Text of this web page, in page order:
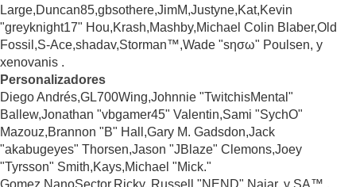
Large,Duncan85,gbsothere,JimM,Justyne,Kat,Kevin
"greyknight17" Hou,Krash,Mashby,Michael Colin Blaber,Old
Fossil,S-Ace,shadav,Storman™,Wade "sησω" Poulsen, y
xenovanis .
Personalizadores
Diego Andrés,GL700Wing,Johnnie "TwitchisMental"
Ballew,Jonathan "vbgamer45" Valentin,Sami "SychO"
Mazouz,Brannon "B" Hall,Gary M. Gadsdon,Jack
"akabugeyes" Thorsen,Jason "JBlaze" Clemons,Joey
"Tyrsson" Smith,Kays,Michael "Mick."
Gomez,NanoSector,Ricky.,Russell "NEND" Najar, y SA™ .